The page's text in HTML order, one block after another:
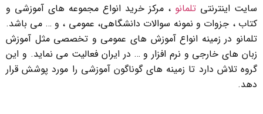
سایت اینترنتی تلمانو ، مرکز خرید انواع مجموعه های آموزشی و
کتاب ، جزوات و نمونه سوالات دانشگاهی، عمومی ، و … می باشد.
تلمانو در زمینه انواع آموزش های عمومی و تخصصی مثل آموزش
زبان های خارجی و نرم افزار و … در ایران فعالیت می نماید. و این
گروه تلاش دارد تا زمینه های گوناگون آموزشی را مورد پوشش قرار
دهد.